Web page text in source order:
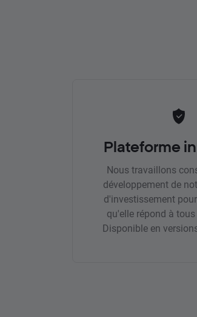
Plateforme
Nous travaillons
développement de
d'investissement
qu'elle répond à
Disponible en